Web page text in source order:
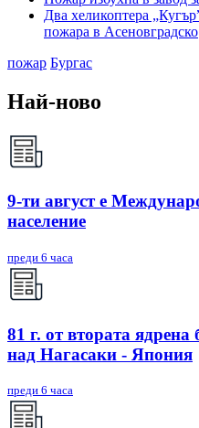
Два хеликоптера
пожара в Асеновградско
пожар Бургас
Най-ново
9-ти август е
население
преди 6 часа
81 г. от втората
над Нагасаки - Япония
преди 6 часа